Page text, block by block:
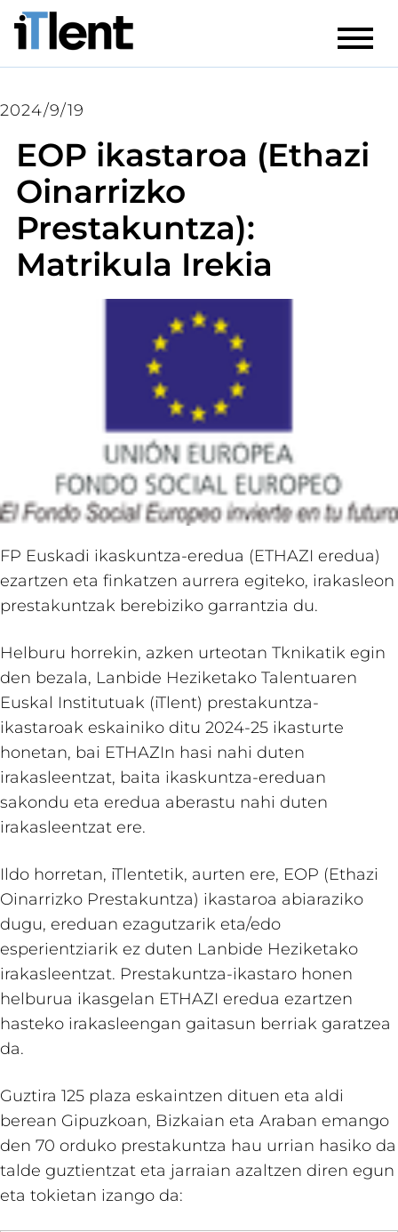
2024/9/19
EOP ikastaroa (Ethazi
Oinarrizko
Prestakuntza):
Matrikula Irekia
FP Euskadi ikaskuntza-eredua (ETHAZI eredua)
ezartzen eta finkatzen aurrera egiteko, irakasleon
prestakuntzak berebiziko garrantzia du.
Helburu horrekin, azken urteotan Tknikatik egin
den bezala, Lanbide Heziketako Talentuaren
Euskal Institutuak (iTlent) prestakuntza-
ikastaroak eskainiko ditu 2024-25 ikasturte
honetan, bai ETHAZIn hasi nahi duten
irakasleentzat, baita ikaskuntza-ereduan
sakondu eta eredua aberastu nahi duten
irakasleentzat ere.
Ildo horretan, iTlentetik, aurten ere, EOP (Ethazi
Oinarrizko Prestakuntza) ikastaroa abiaraziko
dugu, ereduan ezagutzarik eta/edo
esperientziarik ez duten Lanbide Heziketako
irakasleentzat. Prestakuntza-ikastaro honen
helburua ikasgelan ETHAZI eredua ezartzen
hasteko irakasleengan gaitasun berriak garatzea
da.
Guztira 125 plaza eskaintzen dituen eta aldi
berean Gipuzkoan, Bizkaian eta Araban emango
den 70 orduko prestakuntza hau urrian hasiko da
talde guztientzat eta jarraian azaltzen diren egun
eta tokietan izango da: